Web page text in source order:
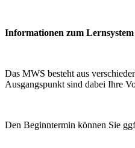
Informationen zum Lernsystem
Das MWS besteht aus
Ausgangspunkt sind dabei Ihre
Den Beginntermin können Sie